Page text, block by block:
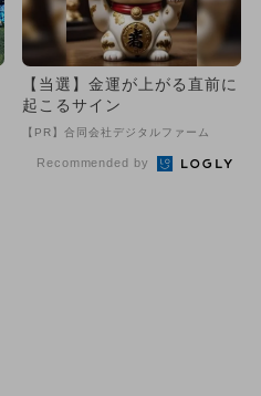
【当選】金運が上がる直前に
起こるサイン
【PR】合同会社デジタルファーム
Recommended by